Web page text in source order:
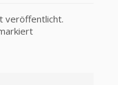
veröffentlicht.